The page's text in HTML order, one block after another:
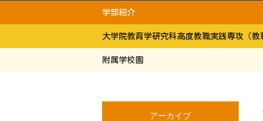
学部紹介
大学院教育学研究科高度教職実践専攻（教
附属学校園
アーカイブ